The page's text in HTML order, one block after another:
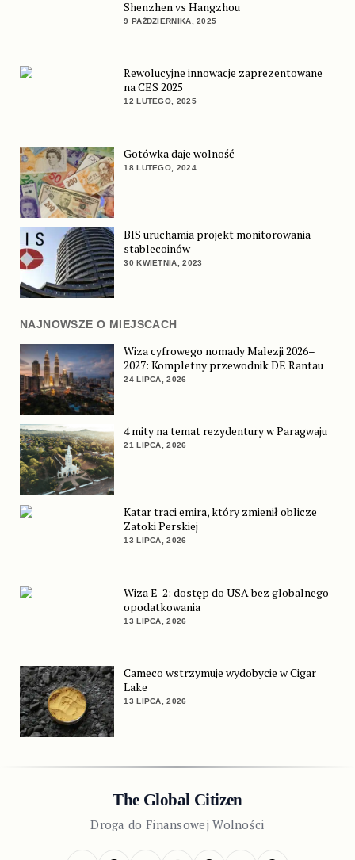
Shenzhen vs Hangzhou
9 PAŹDZIERNIKA, 2025
Rewolucyjne innowacje zaprezentowane
na CES 2025
12 LUTEGO, 2025
Gotówka daje wolność
18 LUTEGO, 2024
BIS uruchamia projekt monitorowania
stablecoinów
30 KWIETNIA, 2023
NAJNOWSZE O MIEJSCACH
Wiza cyfrowego nomady Malezji 2026–
2027: Kompletny przewodnik DE Rantau
24 LIPCA, 2026
4 mity na temat rezydentury w Paragwaju
21 LIPCA, 2026
Katar traci emira, który zmienił oblicze
Zatoki Perskiej
13 LIPCA, 2026
Wiza E-2: dostęp do USA bez globalnego
opodatkowania
13 LIPCA, 2026
Cameco wstrzymuje wydobycie w Cigar
Lake
13 LIPCA, 2026
The Global Citizen
Droga do Finansowej Wolności